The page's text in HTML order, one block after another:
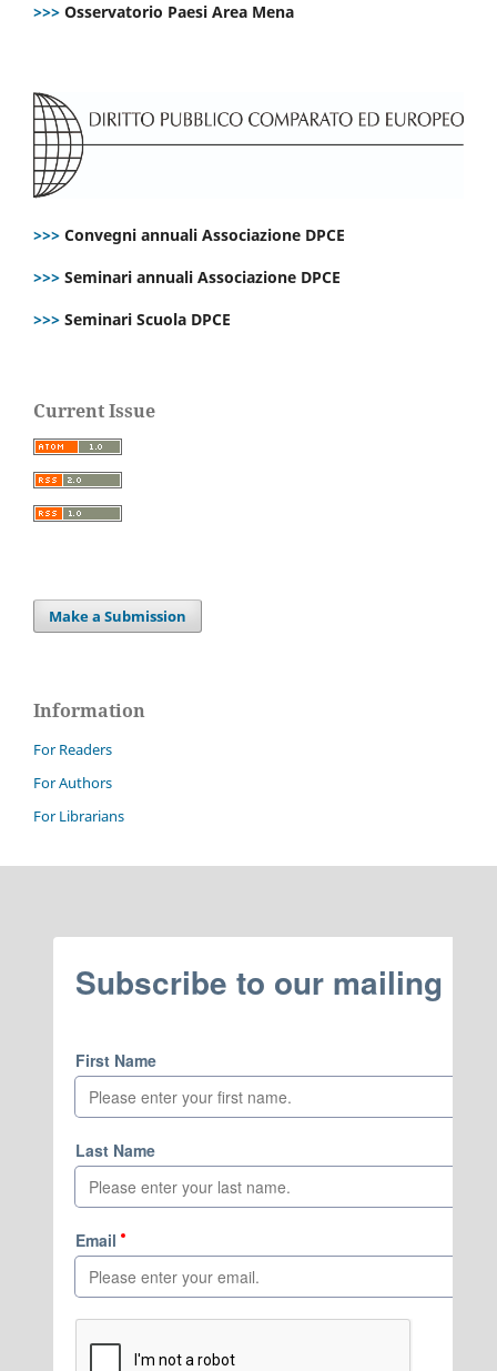
>>> Osservatorio Paesi Area Mena
>>> Convegni annuali Associazione DPCE
>>> Seminari annuali Associazione DPCE
>>> Seminari Scuola DPCE
Current Issue
Make a Submission
Information
For Readers
For Authors
For Librarians